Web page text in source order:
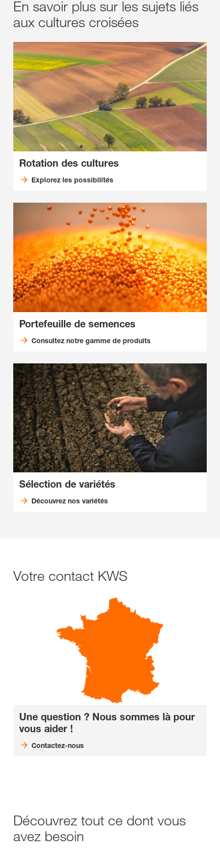
En savoir plus sur les sujets liés
aux cultures croisées
Rotation des cultures
Explorez les possibilités
Portefeuille de semences
Consultez notre gamme de produits
Sélection de variétés
Découvrez nos variétés
Votre contact KWS
Une question ? Nous sommes là pour
vous aider !
Contactez-nous
Découvrez tout ce dont vous
avez besoin